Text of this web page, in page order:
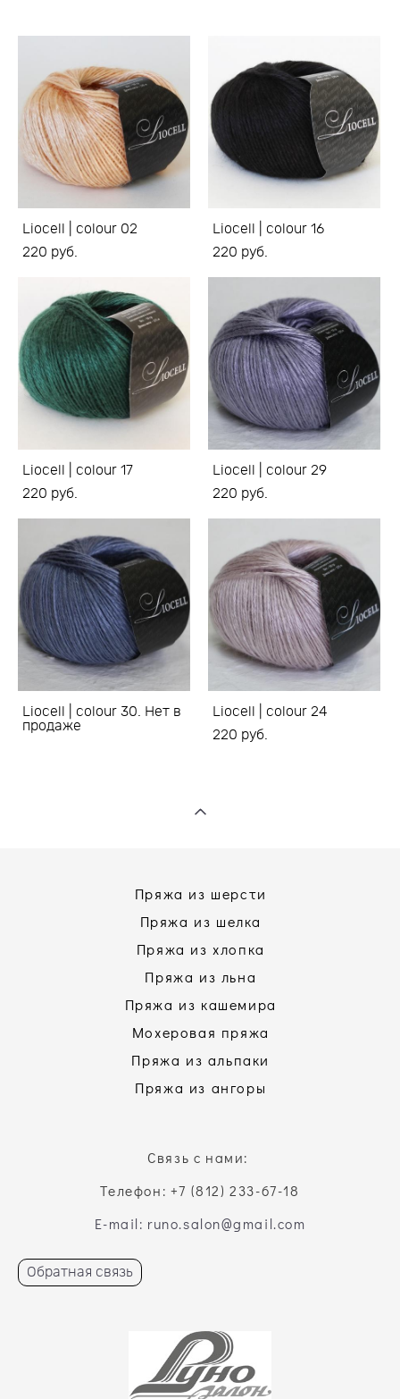
Liocell | colour 02
220 pуб.
Liocell | colour 16
220 pуб.
Liocell | colour 17
220 pуб.
Liocell | colour 29
220 pуб.
Liocell | colour 30. Нет в
продаже
Liocell | colour 24
220 pуб.
Пряжа из шерсти
Пряжа из шелка
Пряжа из хлопка
Пряжа из льна
Пряжа из кашемира
Мохеровая пряжа
Пряжа из альпаки
Пряжа из ангоры
Связь с нами:
Телефон: +7 (812) 233-67-18
E-mail: runo.salon@gmail.com
Обратная связь